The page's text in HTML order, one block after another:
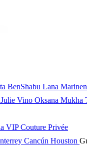
BenShabu Lana
Julie Vino Oksana Mukha
VIPCouture Privée
Cancún Houston